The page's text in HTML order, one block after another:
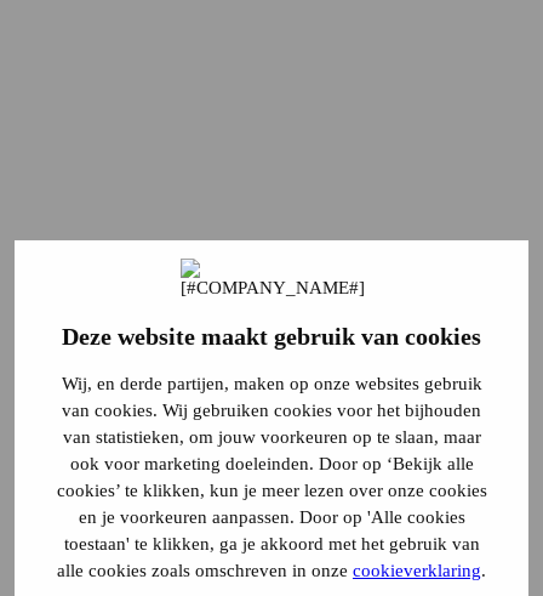
Deze website maakt gebruik van cookies
Wij, en derde partijen, maken op onze websites gebruik
van cookies. Wij gebruiken cookies voor het bijhouden
van statistieken, om jouw voorkeuren op te slaan, maar
ook voor marketing doeleinden. Door op ‘Bekijk alle
cookies’ te klikken, kun je meer lezen over onze cookies
en je voorkeuren aanpassen. Door op 'Alle cookies
toestaan' te klikken, ga je akkoord met het gebruik van
alle cookies zoals omschreven in onze cookieverklaring.